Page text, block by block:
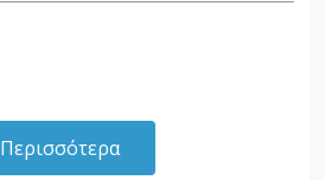
Περισσότερα